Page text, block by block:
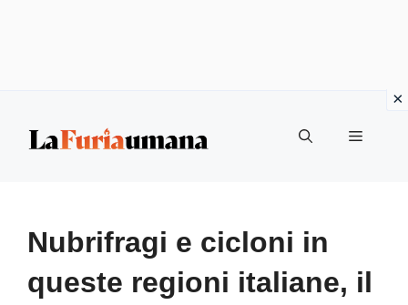
Menu
Nubrifragi e cicloni in
queste regioni italiane, il